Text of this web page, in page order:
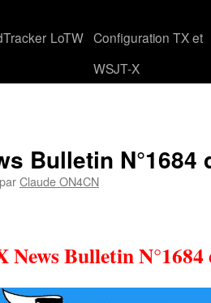
LoTW Configuration TX et
WSJT-X
Bulletin N°1684
parClaude ON4CN
News Bulletin